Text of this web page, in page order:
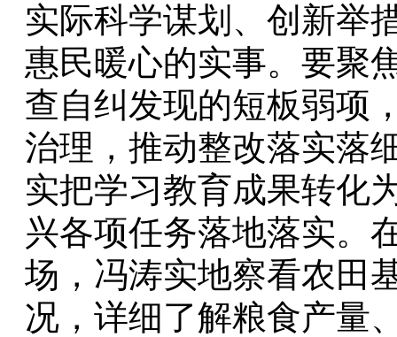
实际科学谋划、创新举
惠民暖心的实事。要聚
查自纠发现的短板弱项
治理，推动整改落实落
实把学习教育成果转化
兴各项任务落地落实。
场，冯涛实地察看农田
况，详细了解粮食产量